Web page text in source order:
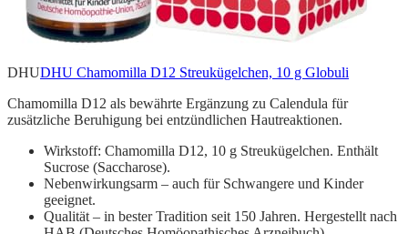
DHUDHU Chamomilla D12 Streukügelchen, 10 g Globuli
Chamomilla D12 als bewährte Ergänzung zu Calendula für
zusätzliche Beruhigung bei entzündlichen Hautreaktionen.
Wirkstoff: Chamomilla D12, 10 g Streukügelchen. Enthält
Sucrose (Saccharose).
Nebenwirkungsarm – auch für Schwangere und Kinder
geeignet.
Qualität – in bester Tradition seit 150 Jahren. Hergestellt nach